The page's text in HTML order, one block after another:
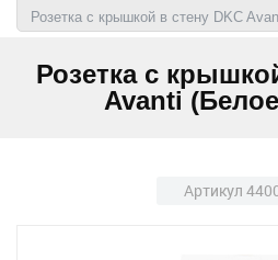
Розетка с крышкой в стену DKC
Розетка с
Avanti
Артикул